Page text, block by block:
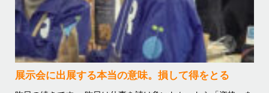
展示会に出展する本当の意味。損して得をとる